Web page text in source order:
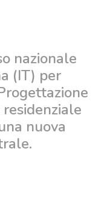
nazionale
(IT) per
nuova